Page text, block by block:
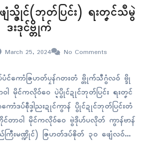
ေံသ္ဇိုၚ်(ဘုတ်ပြၚ်း) ရးတၞၚ်သဳမွဲ
ဒးဒုၚ်ဗ္တိုက်
March 25, 2024 No Comments
ပံၚ်ကောံဇြဟတ်ပၠန်ဂတးတံ ဗ္တိုက်သီဂွံလဝ် ဗ္ဒို
ါ မိုၚ်ကလိုဝ်ဝေ ပ္ဍဲပွိုၚ်ဍုၚ်ဘုတ်ပြၚ်း ရးတၞၚ်
ာံဒပ်စဵုဒၞါညးဍုၚ်ကွာန် ပွိုၚ်ဍုၚ်ဘုတ်ပြၚ်းတံ
ၚ်တာဝါ မိုၚ်ကလိုဝ်ဝေ ဗွဲဒိုဟ်ပလိုတ် ကွာန်ဗာန်
ြီးမဏ္ဍိုၚ်) ဇြဟတ်ဒပ်ၜိုတ် ၃၀ ဖျေံလဝ်သ္